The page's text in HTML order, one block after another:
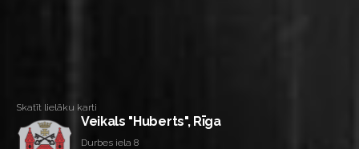
Skatīt lielāku karti
Veikals "Huberts", Rīga
Durbes iela 8